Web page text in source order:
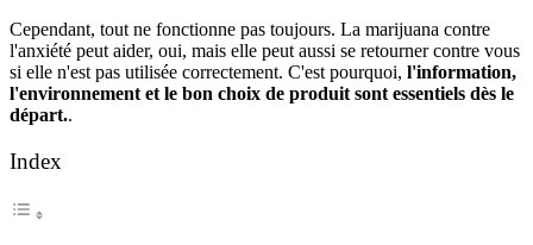
Cependant, tout ne fonctionne pas toujours. La marijuana contre
l'anxiété peut aider, oui, mais elle peut aussi se retourner contre vous
si elle n'est pas utilisée correctement. C'est pourquoi, l'information,
l'environnement et le bon choix de produit sont essentiels dès le
départ..
Index